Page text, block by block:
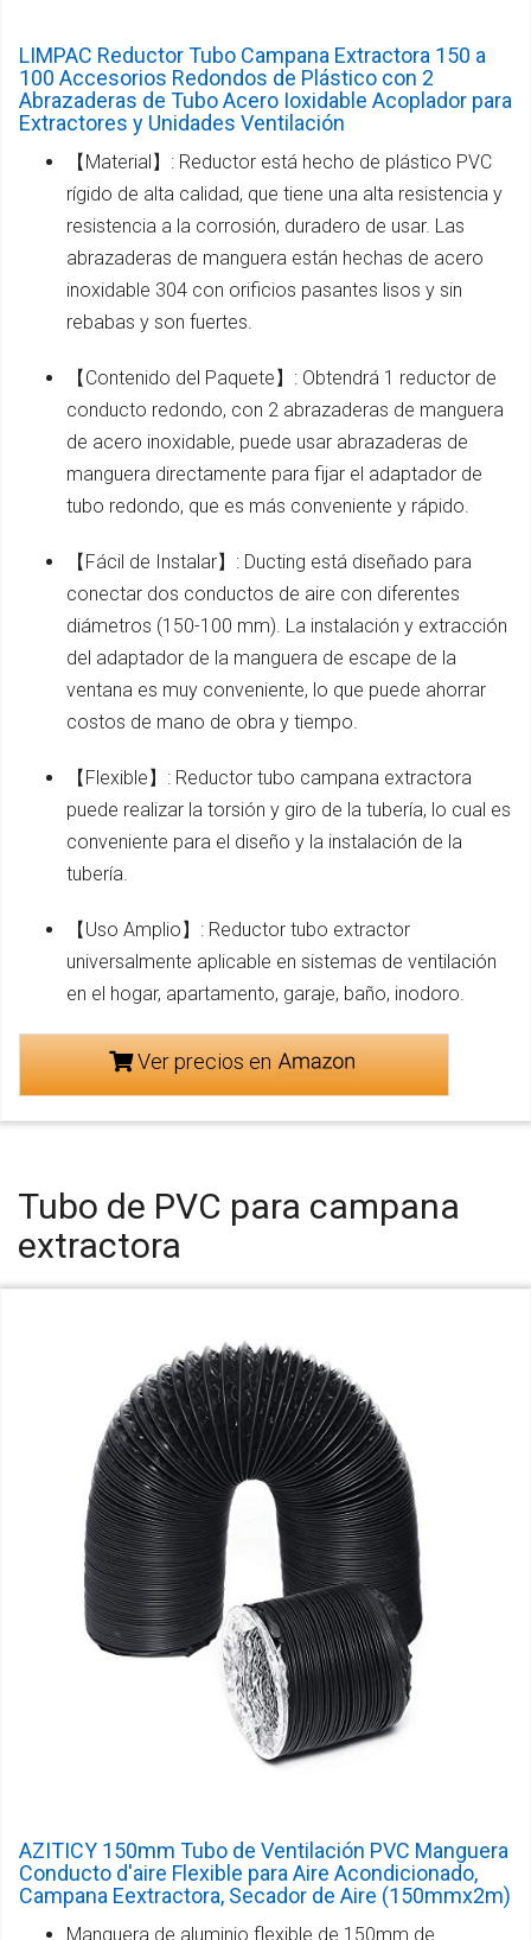
LIMPAC Reductor Tubo Campana Extractora 150 a
100 Accesorios Redondos de Plástico con 2
Abrazaderas de Tubo Acero Ioxidable Acoplador para
Extractores y Unidades Ventilación
【Material】: Reductor está hecho de plástico PVC
rígido de alta calidad, que tiene una alta resistencia y
resistencia a la corrosión, duradero de usar. Las
abrazaderas de manguera están hechas de acero
inoxidable 304 con orificios pasantes lisos y sin
rebabas y son fuertes.
【Contenido del Paquete】: Obtendrá 1 reductor de
conducto redondo, con 2 abrazaderas de manguera
de acero inoxidable, puede usar abrazaderas de
manguera directamente para fijar el adaptador de
tubo redondo, que es más conveniente y rápido.
【Fácil de Instalar】: Ducting está diseñado para
conectar dos conductos de aire con diferentes
diámetros (150-100 mm). La instalación y extracción
del adaptador de la manguera de escape de la
ventana es muy conveniente, lo que puede ahorrar
costos de mano de obra y tiempo.
【Flexible】: Reductor tubo campana extractora ​
puede realizar la torsión y giro de la tubería, lo cual es
conveniente para el diseño y la instalación de la
tubería.
【Uso Amplio】: Reductor tubo extractor
universalmente aplicable en sistemas de ventilación
en el hogar, apartamento, garaje, baño, inodoro.
Ver precios en
Tubo de PVC para campana
extractora
AZITICY 150mm Tubo de Ventilación PVC Manguera
Conducto d'aire Flexible para Aire Acondicionado,
Campana Eextractora, Secador de Aire (150mmx2m)
Manguera de aluminio flexible de 150mm de